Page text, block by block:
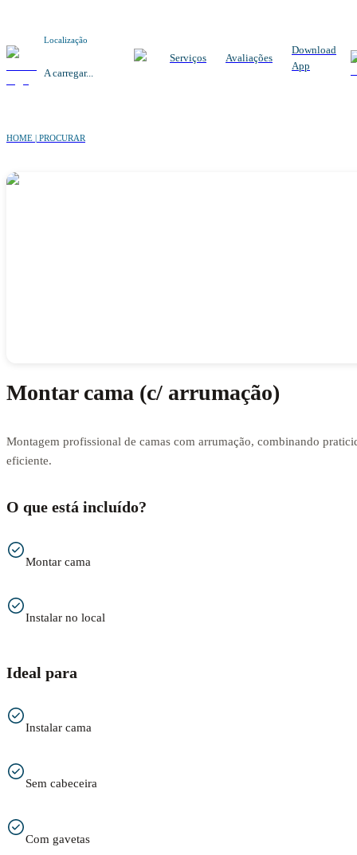
Localização
A carregar...
Serviços Avaliações
Download
App
HOME | PROCURAR
Montar cama (c/ arrumação)
Montagem profissional de camas com arrumação, combinando
eficiente.
O que está incluído?
Montar cama
Instalar no local
Ideal para
Instalar cama
Sem cabeceira
Com gavetas